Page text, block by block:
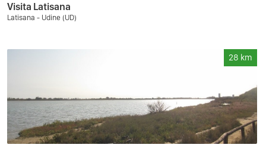
Visita Latisana
Latisana - Udine (UD)
28 km